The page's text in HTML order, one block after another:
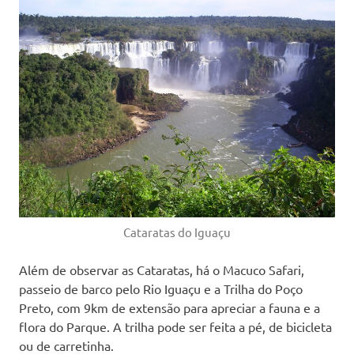
Cataratas do Iguaçu
Além de observar as Cataratas, há o Macuco Safari,
passeio de barco pelo Rio Iguaçu e a Trilha do Poço
Preto, com 9km de extensão para apreciar a fauna e a
flora do Parque. A trilha pode ser feita a pé, de bicicleta
ou de carretinha.